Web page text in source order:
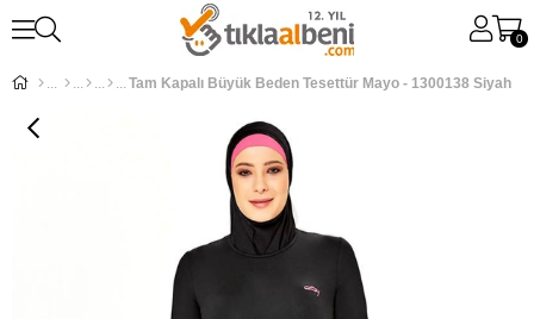
0
Tam Kapalı Büyük Beden Tesettür Mayo - 1300138 Siyah